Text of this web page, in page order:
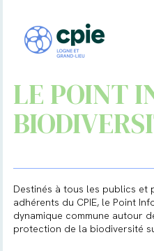
LE POINT
Destinés à tous les publics et
adhérents du CPIE, le Point
dynamique commune autour
protection de la biodiversité